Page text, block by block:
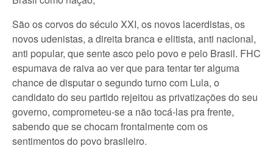
São os corvos do século XXI, os novos lacerdistas, os
novos udenistas, a direita branca e elitista, anti nacional,
anti popular, que sente asco pelo povo e pelo Brasil. FHC
espumava de raiva ao ver que para tentar ter alguma
chance de disputar o segundo turno com Lula, o
candidato do seu partido rejeitou as privatizações do seu
governo, comprometeu-se a não tocá-las pra frente,
sabendo que se chocam frontalmente com os
sentimentos do povo brasileiro.